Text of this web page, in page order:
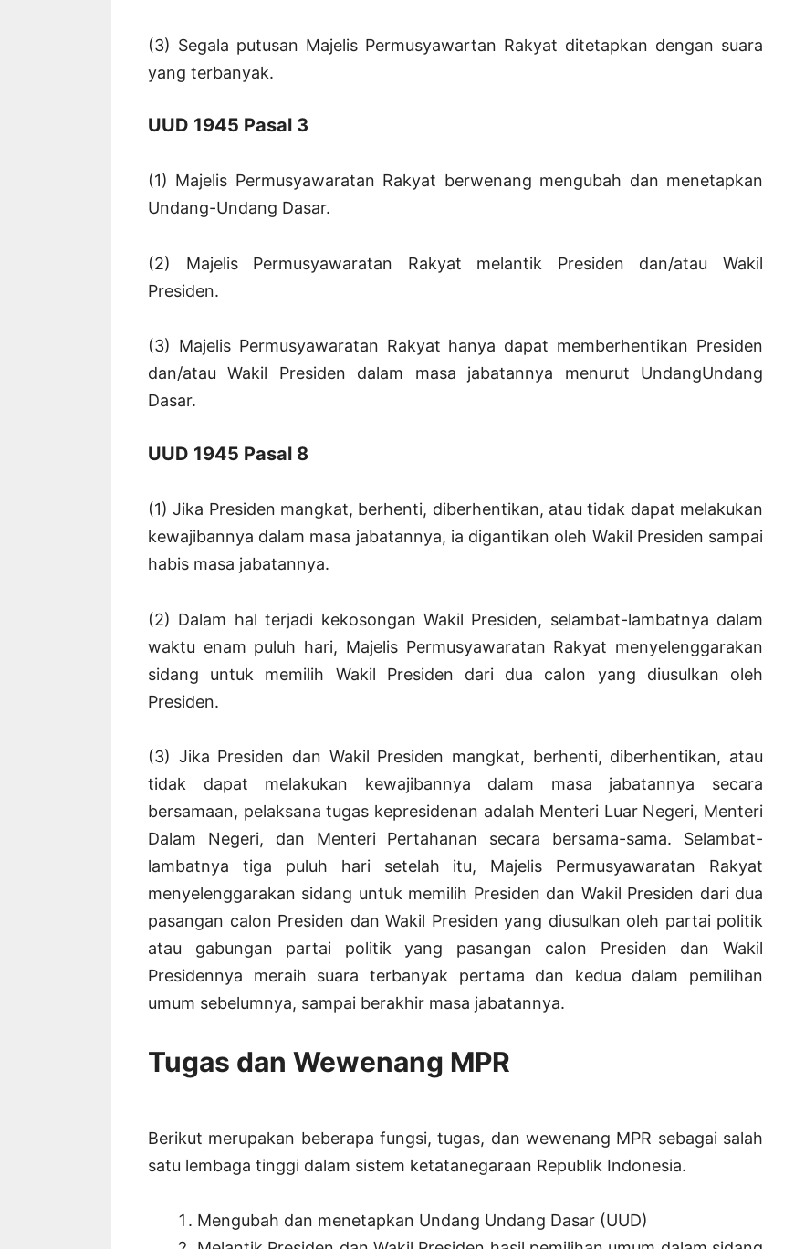
(3) Segala putusan Majelis Permusyawartan Rakyat ditetapkan dengan suara
yang terbanyak.
UUD 1945 Pasal 3
(1) Majelis Permusyawaratan Rakyat berwenang mengubah dan menetapkan
Undang-Undang Dasar.
(2) Majelis Permusyawaratan Rakyat melantik Presiden dan/atau Wakil
Presiden.
(3) Majelis Permusyawaratan Rakyat hanya dapat memberhentikan Presiden
dan/atau Wakil Presiden dalam masa jabatannya menurut UndangUndang
Dasar.
UUD 1945 Pasal 8
(1) Jika Presiden mangkat, berhenti, diberhentikan, atau tidak dapat melakukan
kewajibannya dalam masa jabatannya, ia digantikan oleh Wakil Presiden sampai
habis masa jabatannya.
(2) Dalam hal terjadi kekosongan Wakil Presiden, selambat-lambatnya dalam
waktu enam puluh hari, Majelis Permusyawaratan Rakyat menyelenggarakan
sidang untuk memilih Wakil Presiden dari dua calon yang diusulkan oleh
Presiden.
(3) Jika Presiden dan Wakil Presiden mangkat, berhenti, diberhentikan, atau
tidak dapat melakukan kewajibannya dalam masa jabatannya secara
bersamaan, pelaksana tugas kepresidenan adalah Menteri Luar Negeri, Menteri
Dalam Negeri, dan Menteri Pertahanan secara bersama-sama. Selambat-
lambatnya tiga puluh hari setelah itu, Majelis Permusyawaratan Rakyat
menyelenggarakan sidang untuk memilih Presiden dan Wakil Presiden dari dua
pasangan calon Presiden dan Wakil Presiden yang diusulkan oleh partai politik
atau gabungan partai politik yang pasangan calon Presiden dan Wakil
Presidennya meraih suara terbanyak pertama dan kedua dalam pemilihan
umum sebelumnya, sampai berakhir masa jabatannya.
Tugas dan Wewenang MPR
Berikut merupakan beberapa fungsi, tugas, dan wewenang MPR sebagai salah
satu lembaga tinggi dalam sistem ketatanegaraan Republik Indonesia.
Mengubah dan menetapkan Undang Undang Dasar (UUD)